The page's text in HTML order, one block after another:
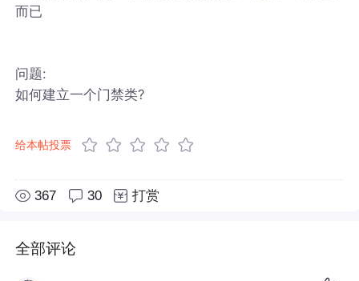
而已
问题:
如何建立一个门禁类?
给本帖投票
367 30 打赏
全部评论